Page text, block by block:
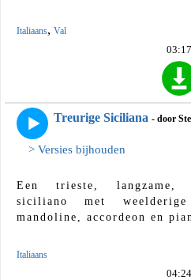
Italiaans, Val
03:17
Treurige Siciliana - door
> Versies bijhouden
Een trieste, langzame,
siciliano met weelderige
mandoline, accordeon en
Italiaans
04:24